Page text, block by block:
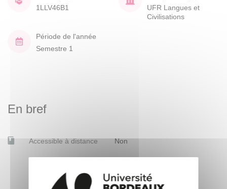
1LLV46B1
UFR Langues et
Civilisations
Période de l'année
Semestre 1
En bref
Accessible à distance Non